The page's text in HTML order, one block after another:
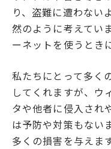
り、盗難に遭わない
然のように考えてい
ーネットを使うとき
私たちにとって多く
してくれますが、ウ
タや他者に侵入され
は予防や対策もない
多くの損害を与えま